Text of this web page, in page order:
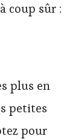
coup sûr :
plus en
petites
pour